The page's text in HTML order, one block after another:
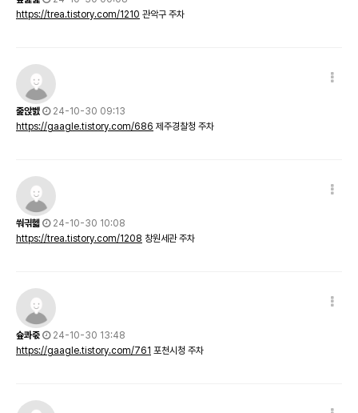
https://trea.tistory.com/1210 관악구 주차
줉앉벬
24-10-30 09:13
https://gaagle.tistory.com/686 제주경찰청 주차
쒀긖헯
24-10-30 10:08
https://trea.tistory.com/1208 창원세관 주차
슢콰죿
24-10-30 13:48
https://gaagle.tistory.com/761 포천시청 주차